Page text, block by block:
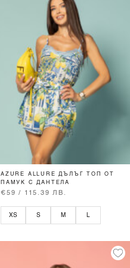
AZURE ALLURE ДЪЛЪГ ТОП ОТ
ПАМУК С ДАНТЕЛА
€59 / 115.39 ЛВ.
XS S M L